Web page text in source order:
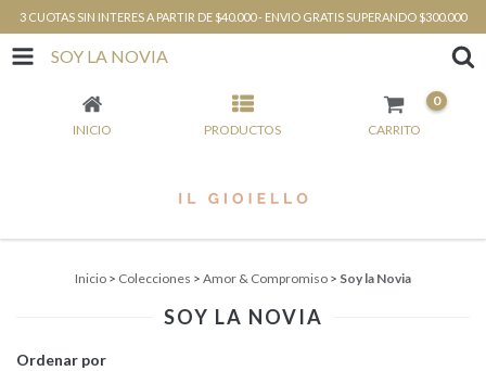
3 CUOTAS SIN INTERES A PARTIR DE $40.000 - ENVIO GRATIS SUPERANDO $300.000
SOY LA NOVIA
INICIO PRODUCTOS CARRITO
0
Inicio > Colecciones > Amor & Compromiso > Soy la Novia
SOY LA NOVIA
Ordenar por